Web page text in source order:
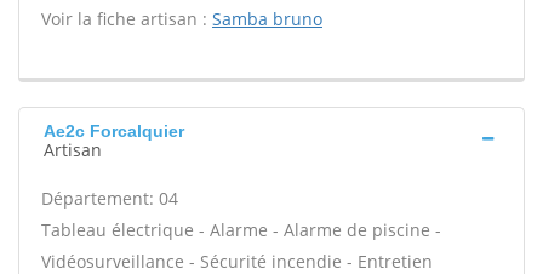
Voir la fiche artisan : Samba bruno
Ae2c Forcalquier
Artisan
Département: 04
Tableau électrique - Alarme - Alarme de piscine -
Vidéosurveillance - Sécurité incendie - Entretien